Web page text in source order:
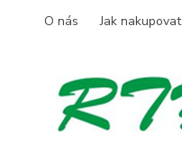
O nás Jak nakupovat